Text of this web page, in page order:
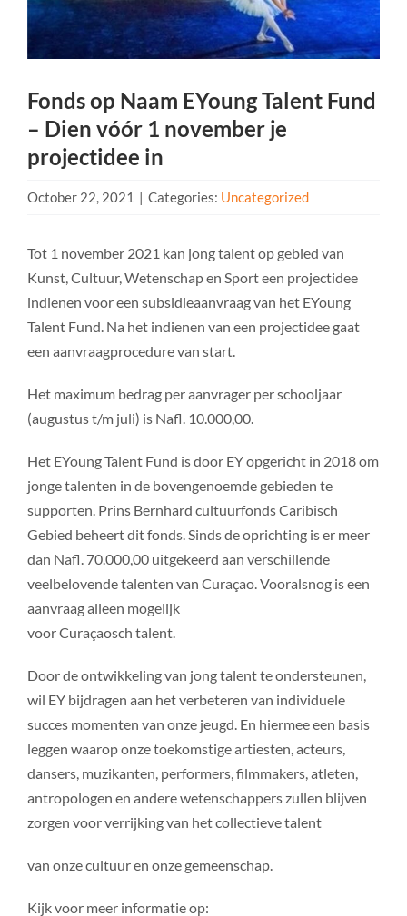
Fonds op Naam EYoung Talent Fund
– Dien vóór 1 november je
projectidee in
October 22, 2021 | Categories: Uncategorized
Tot 1 november 2021 kan jong talent op gebied van
Kunst, Cultuur, Wetenschap en Sport een projectidee
indienen voor een subsidieaanvraag van het EYoung
Talent Fund. Na het indienen van een projectidee gaat
een aanvraagprocedure van start.
Het maximum bedrag per aanvrager per schooljaar
(augustus t/m juli) is Nafl. 10.000,00.
Het EYoung Talent Fund is door EY opgericht in 2018 om
jonge talenten in de bovengenoemde gebieden te
supporten. Prins Bernhard cultuurfonds Caribisch
Gebied beheert dit fonds. Sinds de oprichting is er meer
dan Nafl. 70.000,00 uitgekeerd aan verschillende
veelbelovende talenten van Curaçao. Vooralsnog is een
aanvraag alleen mogelijk
voor Curaçaosch talent.
Door de ontwikkeling van jong talent te ondersteunen,
wil EY bijdragen aan het verbeteren van individuele
succes momenten van onze jeugd. En hiermee een basis
leggen waarop onze toekomstige artiesten, acteurs,
dansers, muzikanten, performers, filmmakers, atleten,
antropologen en andere wetenschappers zullen blijven
zorgen voor verrijking van het collectieve talent
van onze cultuur en onze gemeenschap.
Kijk voor meer informatie op: